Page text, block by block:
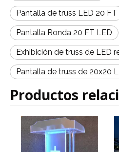
Pantalla de truss LED 20 FT
Pantalla Ronda 20 FT LED
Exhibición de truss de LED
Pantalla de truss de 20x20
Productos